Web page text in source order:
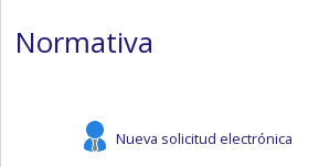
Normativa
Nueva solicitud electrónica